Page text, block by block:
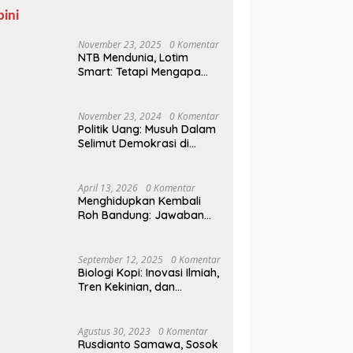
November 23, 2025 0 Komentar
NTB Mendunia, Lotim
Smart: Tetapi Mengapa
November 23, 2024 0 Komentar
Politik Uang: Musuh Dalam
Selimut Demokrasi di
April 13, 2026 0 Komentar
Menghidupkan Kembali
Roh Bandung: Jawaban
September 12, 2025 0 Komentar
Biologi Kopi: Inovasi Ilmiah,
Tren Kekinian, dan
Agraria
Agustus 30, 2023 0 Komentar
Rusdianto Samawa, Sosok